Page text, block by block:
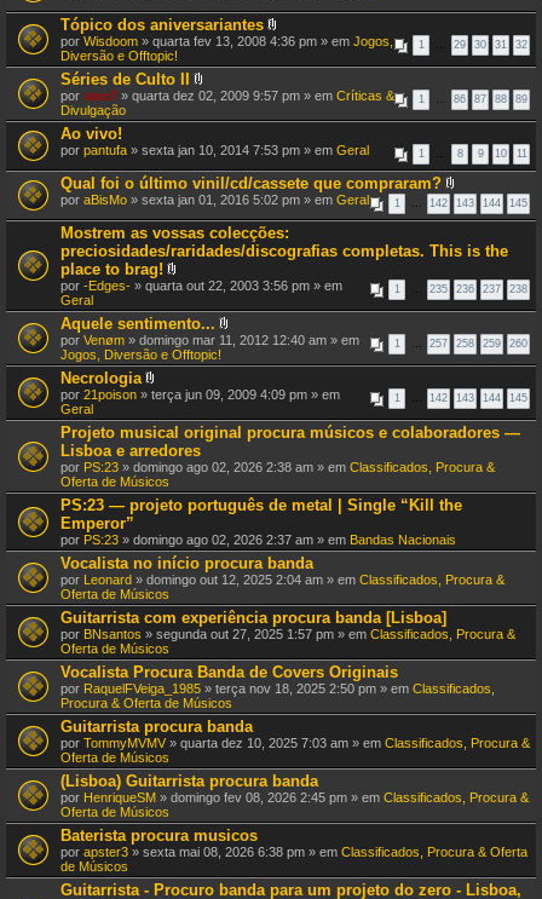
Tópico dos aniversariantes
A
e
o
s
1 29 30 31 32
por Wisdoom » quarta fev 13, 2008 4:36 pm » em Jogos,
Diversão e Offtopic!
Séries de Culto II
A
e
o
s
)
1 86 87 88 89
por raxx7 » quarta dez 02, 2009 9:57 pm » em Críticas &
Divulgação
Ao vivo!
1 8 9 10 11
por pantufa » sexta jan 10, 2014 7:53 pm » em Geral
Qual foi o último vinil/cd/cassete que compraram?
A
n
e
o
s
)
1 142 143 144 145
por aBisMo » sexta jan 01, 2016 5:02 pm » em Geral
Mostrem as vossas colecções:
preciosidades/raridades/discografias completas. This is the
place to brag!
A
e
x
o
(
s
1 235 236 237 238
por -Edges- » quarta out 22, 2003 3:56 pm » em
Geral
Aquele sentimento...
A
n
e
o
s
)
1 257 258 259 260
por Venøm » domingo mar 11, 2012 12:40 am » em
Jogos, Diversão e Offtopic!
Necrologia
A
e
x
o
(
s
)
1 142 143 144 145
por 21poison » terça jun 09, 2009 4:09 pm » em
Geral
Projeto musical original procura músicos e colaboradores —
Lisboa e arredores
por PS:23 » domingo ago 02, 2026 2:38 am » em Classificados, Procura &
Oferta de Músicos
PS:23 — projeto português de metal | Single “Kill the
Emperor”
por PS:23 » domingo ago 02, 2026 2:37 am » em Bandas Nacionais
Vocalista no início procura banda
por Leonard » domingo out 12, 2025 2:04 am » em Classificados, Procura &
Oferta de Músicos
Guitarrista com experiência procura banda [Lisboa]
por BNsantos » segunda out 27, 2025 1:57 pm » em Classificados, Procura &
Oferta de Músicos
Vocalista Procura Banda de Covers Originais
por RaquelFVeiga_1985 » terça nov 18, 2025 2:50 pm » em Classificados,
Procura & Oferta de Músicos
Guitarrista procura banda
por TommyMVMV » quarta dez 10, 2025 7:03 am » em Classificados, Procura &
Oferta de Músicos
(Lisboa) Guitarrista procura banda
por HenriqueSM » domingo fev 08, 2026 2:45 pm » em Classificados, Procura &
Oferta de Músicos
Baterista procura musicos
por apster3 » sexta mai 08, 2026 6:38 pm » em Classificados, Procura & Oferta
de Músicos
Guitarrista - Procuro banda para um projeto do zero - Lisboa,